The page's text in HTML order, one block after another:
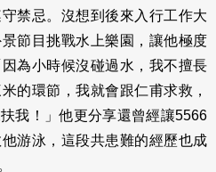
禁忌。沒想到後來入行工作大
節目挑戰水上樂園，讓他極度
為小時候沒碰過水，我不擅長
的環節，我就會跟仁甫求救，
我！」他更分享還曾經讓5566
游泳，這段共患難的經歷也成